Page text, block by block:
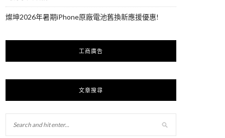
燦坤2026年暑期iPhone原廠電池舊換新應援優惠!
工商廣告
文章搜尋